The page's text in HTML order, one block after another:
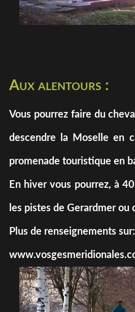
Aux alentours :
Vous pourrez faire du
descendre la Moselle en
promenade touristique en
En hiver vous pourrez, à
les pistes de Gerardmer ou
Plus de renseignements sur: